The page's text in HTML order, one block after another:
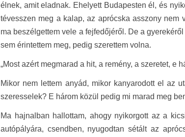
élnek, amit eladnak. Ehelyett Budapesten él, és
tévesszen meg a kalap, az aprócska asszony
ma beszélgettem vele a fejfedőjéről. De a
sem érintettem meg, pedig szerettem volna.
„Most azért megmarad a hit, a remény, a szeretet, e
Mikor nem lettem anyád, mikor kanyarodott el az
szeresselek? E három közül pedig mi marad meg
Ma hajnalban hallottam, ahogy nyikorgott az a
autópályára, csendben, nyugodtan sétált az